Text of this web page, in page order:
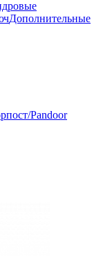
Дополнительные
Раndoor